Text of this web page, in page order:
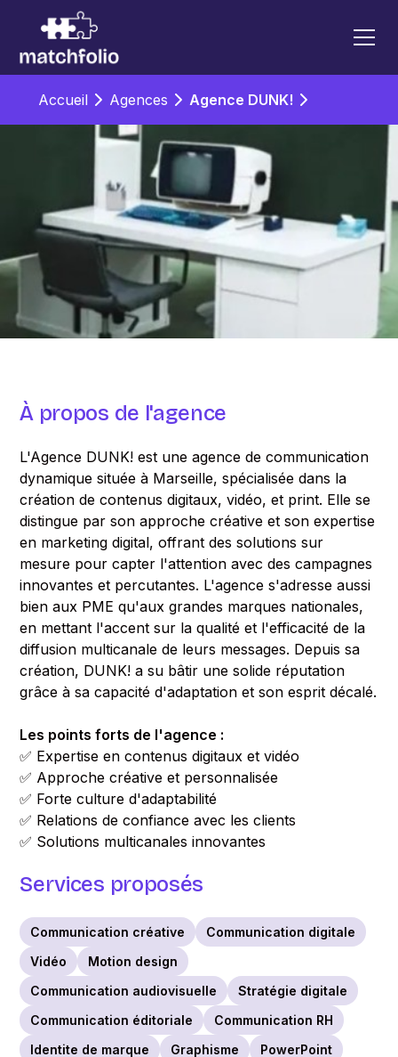
Accueil Agences Agence DUNK!
À propos de l'agence
L'Agence DUNK! est une agence de communication
dynamique située à Marseille, spécialisée dans la
création de contenus digitaux, vidéo, et print. Elle se
distingue par son approche créative et son expertise
en marketing digital, offrant des solutions sur
mesure pour capter l'attention avec des campagnes
innovantes et percutantes. L'agence s'adresse aussi
bien aux PME qu'aux grandes marques nationales,
en mettant l'accent sur la qualité et l'efficacité de la
diffusion multicanale de leurs messages. Depuis sa
création, DUNK! a su bâtir une solide réputation
grâce à sa capacité d'adaptation et son esprit décalé.
Les points forts de l'agence :
✅ Expertise en contenus digitaux et vidéo
✅ Approche créative et personnalisée
✅ Forte culture d'adaptabilité
✅ Relations de confiance avec les clients
✅ Solutions multicanales innovantes
Services proposés
Communication créative
Communication digitale
Vidéo
Motion design
Communication audiovisuelle
Stratégie digitale
Communication éditoriale
Communication RH
Identite de marque
Graphisme
PowerPoint